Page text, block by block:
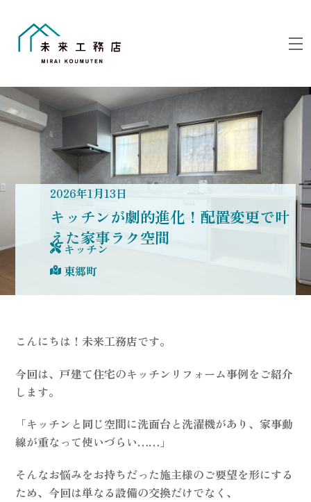
2026年1月13日
キッチンが劇的進化！配置変更で叶
えた家事ラク空間
キッチン
東郷町
こんにちは！未来工務店です。
今回は、戸建て住宅のキッチンリフォーム事例をご紹介
します。
「キッチンと同じ空間に洗面台と洗濯機があり、家事動
線が重なって使いづらい……」
そんなお悩みをお持ちだった施主様のご要望を形にする
ため、今回は単なる設備の交換だけでなく、